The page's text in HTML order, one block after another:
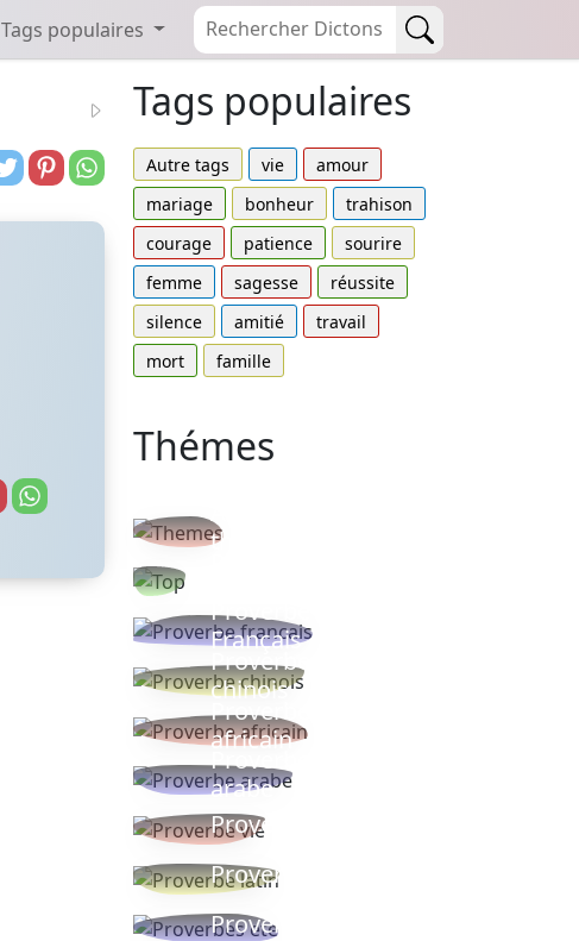
Tags populaires
Tags populaires
Autre tags vie
amour
mariage
bonheur
trahison
courage
patience
sourire
femme
sagesse
réussite
silence
amitié
travail
mort
famille
Thémes
thèmes
Proverbe
Français
Proverbe
chinois
Proverbe
africain
Proverbe
arabe
Proverbe vie
Proverbe latin
Proverbes ete